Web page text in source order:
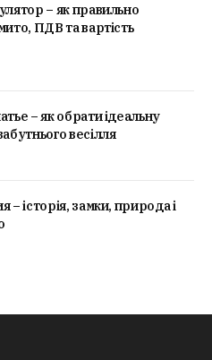
– як правильно
ПДВ та вартість
– як обрати ідеальну
весілля
– історія, замки, природа і